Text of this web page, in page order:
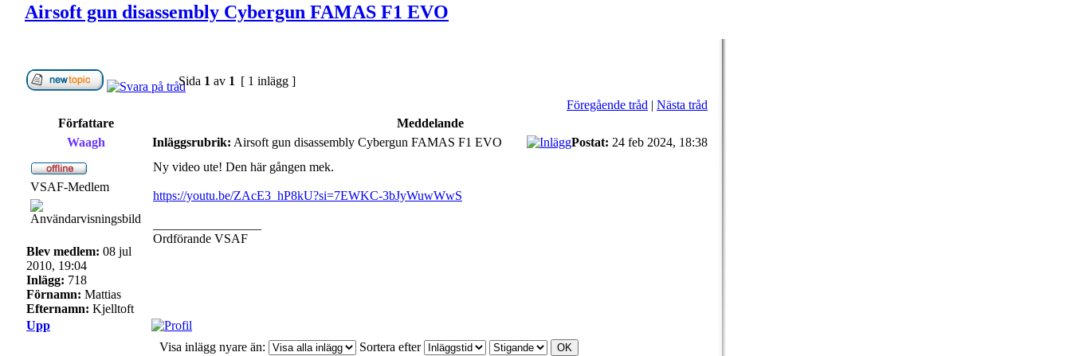
Airsoft gun disassembly Cybergun FAMAS F1 EVO
Sida 1 av 1 [ 1 inlägg ]
Föregående tråd | Nästa tråd
Författare
Meddelande
Waagh
Inläggsrubrik: Airsoft gun disassembly Cybergun FAMAS F1 EVO Postat: 24 feb 2024, 18:38
VSAF-Medlem
Blev medlem: 08 jul
2010, 19:04
Inlägg: 718
Förnamn: Mattias
Efternamn: Kjelltoft
Ny video ute! Den här gången mek.
https://youtu.be/ZAcE3_hP8kU?si=7EWKC-3bJyWuwWwS
Ordförande VSAF
Upp
Visa inlägg nyare än:
Sortera efter